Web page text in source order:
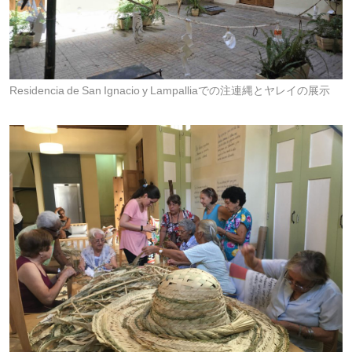
Residencia de San Ignacio y Lampalliaでの注連縄とヤレイの展示